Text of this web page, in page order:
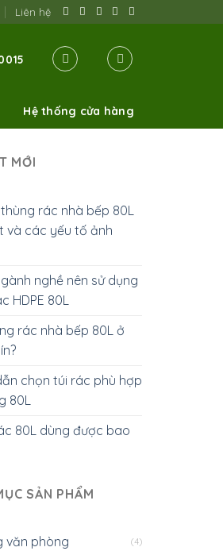
Liên hệ
Hệ thống cửa hàng
MỚI
rác nhà bếp 80L
và các yếu tố ảnh
nghề nên sử dụng
HDPE 80L
rác nhà bếp 80L ở
chọn túi rác phù hợp
80L
80L dùng được bao
SẢN PHẨM
văn phòng (4)